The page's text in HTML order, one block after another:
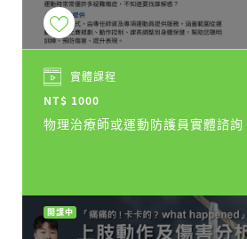
實體課程
NT$ 1000
物理治療師或運動防護員實體諮詢
開課中